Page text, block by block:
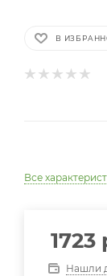
В
Все
1723
Нашли